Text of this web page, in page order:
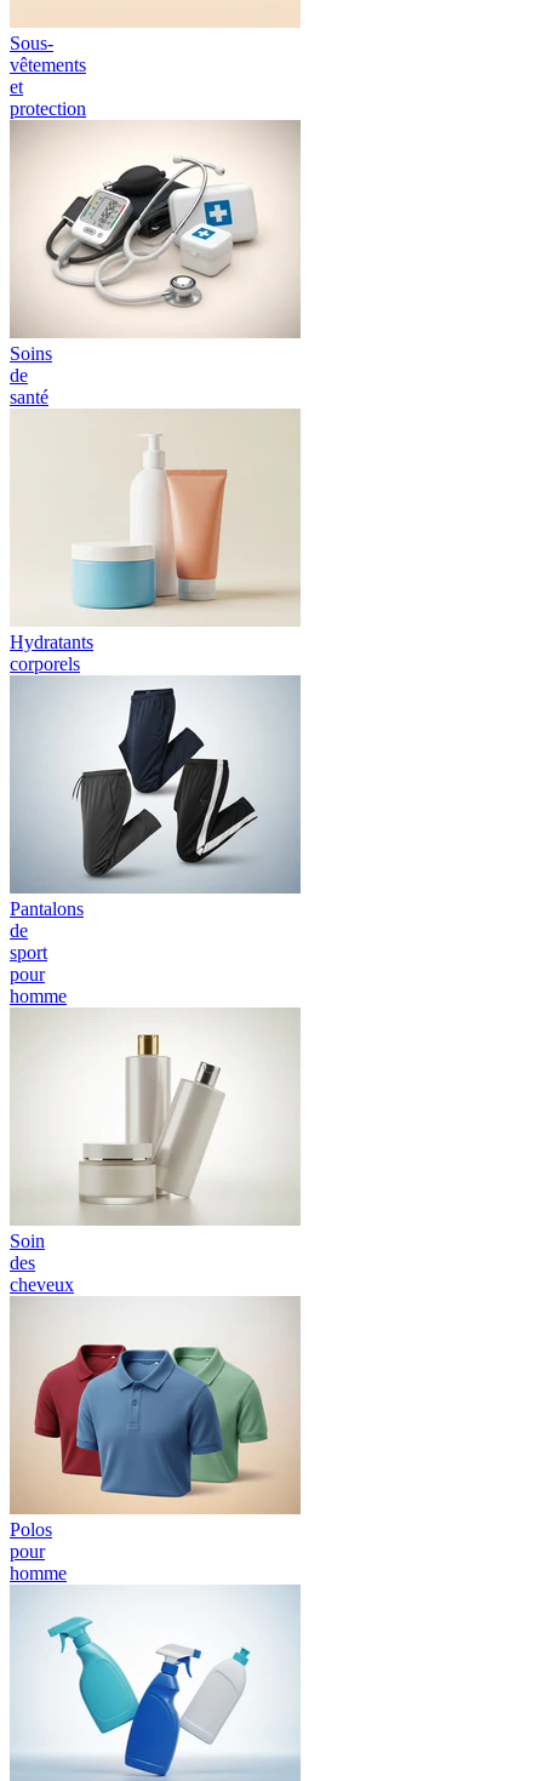
Sous-
vêtements
et
protection
Soins
de
santé
Hydratants
corporels
Pantalons
de
sport
pour
homme
Soin
des
cheveux
Polos
pour
homme